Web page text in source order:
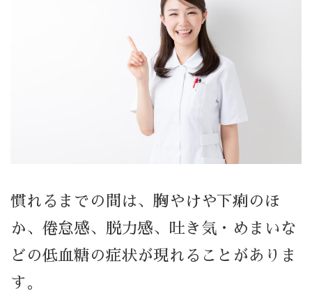
慣れるまでの間は、胸やけや下痢のほ
か、倦怠感、脱力感、吐き気・めまいな
どの低血糖の症状が現れることがありま
す。